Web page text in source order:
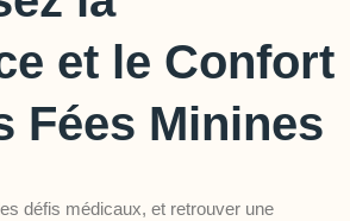
et le Confort
Fées Minines
défis médicaux, et retrouver une